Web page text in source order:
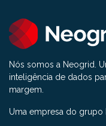
Nós somos a Neogrid.
inteligência de dados
margem.
Uma empresa do grupo